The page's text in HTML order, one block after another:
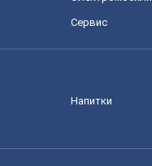
Сервис
Напитки